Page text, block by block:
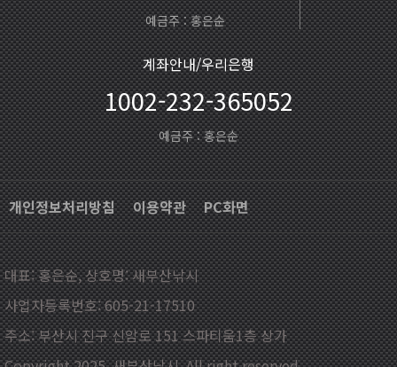
예금주 : 홍은순
계좌안내/우리은행
1002-232-365052
예금주 : 홍은순
개인정보처리방침 이용약관 PC화면
대표: 홍은순, 상호명: 새부산낚시
사업자등록번호: 605-21-17510
주소: 부산시 진구 신암로 151 스파티움1층 상가